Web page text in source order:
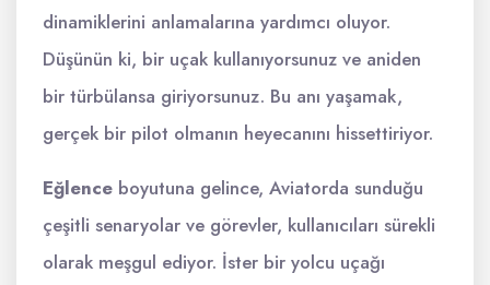
dinamiklerini anlamalarına yardımcı oluyor.
Düşünün ki, bir uçak kullanıyorsunuz ve aniden
bir türbülansa giriyorsunuz. Bu anı yaşamak,
gerçek bir pilot olmanın heyecanını hissettiriyor.
Eğlence boyutuna gelince, Aviatorda sunduğu
çeşitli senaryolar ve görevler, kullanıcıları sürekli
olarak meşgul ediyor. İster bir yolcu uçağı